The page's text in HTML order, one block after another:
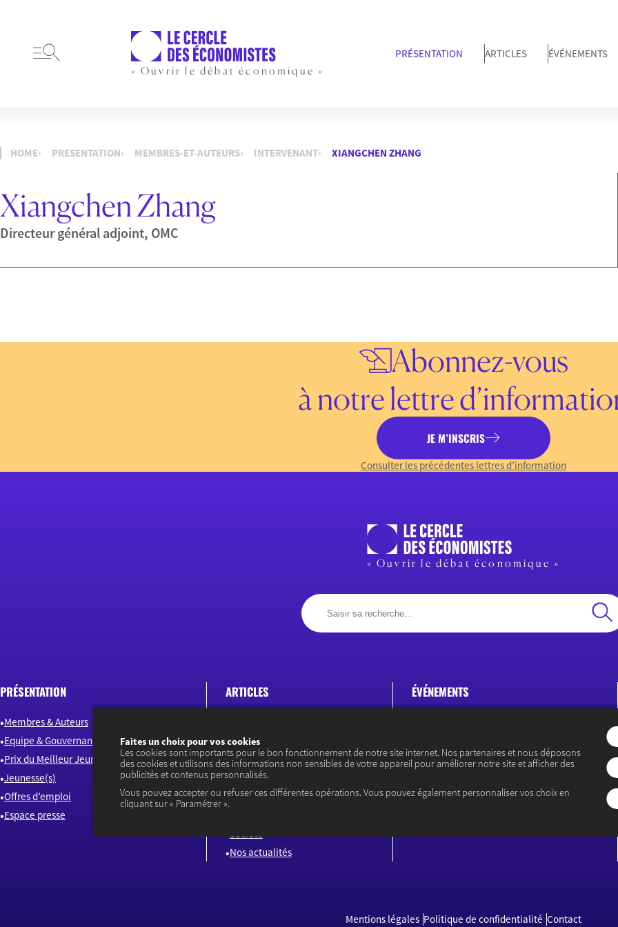
« Ouvrir le débat économique »
PRÉSENTATION ARTICLES ÉVÉNEMENTS
HOME PRESENTATION MEMBRES-ET-AUTEURS INTERVENANT XIANGCHEN ZHANG
Xiangchen Zhang
Directeur général adjoint, OMC
Abonnez-vous
à notre lettre
JE M’INSCRIS
Consulter les précédentes lettres d’information
« Ouvrir le débat économique »
PRÉSENTATION
Membres & Auteurs
Equipe & Gouvernance
Prix du Meilleur Jeune Économiste
Jeunesse(s)
Offres d’emploi
Espace presse
ARTICLES
Environnement & Energie
Finance
Industrie & Innovation
Macroéconomie
Nos actualités
ÉVÉNEMENTS
Nos autres événements
Mentions légales Politique de confidentialité Contact
Faites un choix pour vos cookies
Les cookies sont importants pour le bon fonctionnement de notre site internet. Nos partenaires et nous déposons
des cookies et utilisons des informations non sensibles de votre appareil pour améliorer notre site et afficher des
publicités et contenus personnalisés.
Vous pouvez accepter ou refuser ces différentes opérations. Vous pouvez également personnaliser vos choix en
cliquant sur « Paramétrer ».